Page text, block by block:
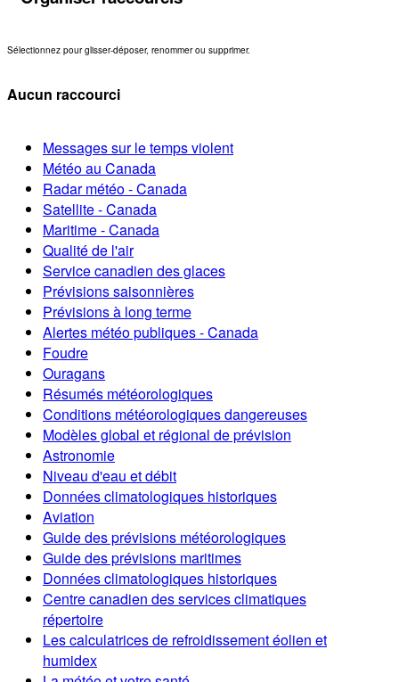
Sélectionnez pour glisser-déposer, renommer ou supprimer.
Aucun raccourci
Messages sur le temps violent
Météo au Canada
Radar météo - Canada
Satellite - Canada
Maritime - Canada
Qualité de l'air
Service canadien des glaces
Prévisions saisonnières
Prévisions à long terme
Alertes météo publiques - Canada
Foudre
Ouragans
Résumés météorologiques
Conditions météorologiques dangereuses
Modèles global et régional de prévision
Astronomie
Niveau d'eau et débit
Données climatologiques historiques
Aviation
Guide des prévisions météorologiques
Guide des prévisions maritimes
Données climatologiques historiques
Centre canadien des services climatiques
répertoire
Les calculatrices de refroidissement éolien et
humidex